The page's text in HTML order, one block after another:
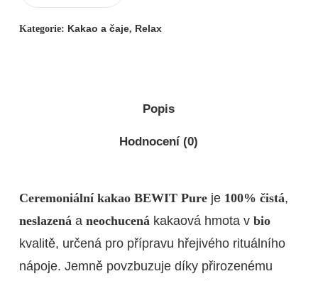
Kategorie: Kakao a čaje, Relax
Popis
Hodnocení (0)
Ceremoniální kakao BEWIT Pureje 100% čistá,
neslazenáa neochucenákakaová hmota v bio
kvalitě, určená pro přípravu hřejivého rituálního
nápoje. Jemně povzbuzuje díky přirozenému